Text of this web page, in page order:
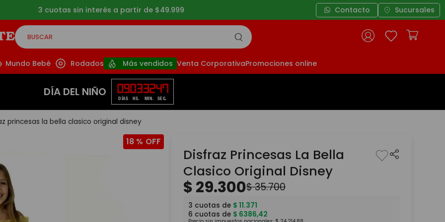
3 cuotas sin interés a partir de $49.999 Contacto Sucursales
BUSCAR
Mundo Bebé Rodados Más vendidos Venta CorporativaPromociones online
DÍA DEL NIÑO 09
DÍAS
03
HS.
32
MIN.
47
SEG.
princesas la bella clasico original disney
18 %
Disfraz Princesas La Bella
Clasico Original Disney
$29.300$35.700
3 cuotas de $ 11.371
6 cuotas de $ 6386,42